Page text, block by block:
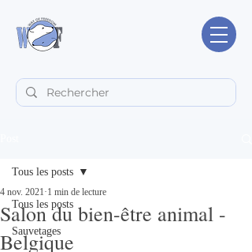
Tous les posts
Sauvetages
Tous les posts
Salon du bien-être animal -
Belgique
4 nov. 2021 1 min de lecture